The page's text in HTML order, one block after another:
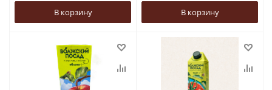
В корзину В корзину